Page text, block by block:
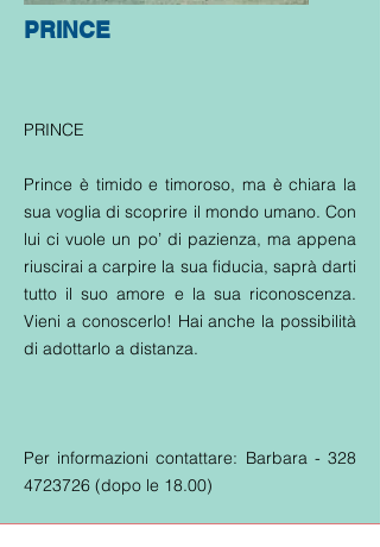
PRINCE
PRINCE
Prince è timido e timoroso, ma è chiara la
sua voglia di scoprire il mondo umano. Con
lui ci vuole un po’ di pazienza, ma appena
riuscirai a carpire la sua fiducia, saprà darti
tutto il suo amore e la sua riconoscenza.
Vieni a conoscerlo! Hai anche la possibilità
di adottarlo a distanza.
Per informazioni contattare: Barbara - 328
4723726 (dopo le 18.00)